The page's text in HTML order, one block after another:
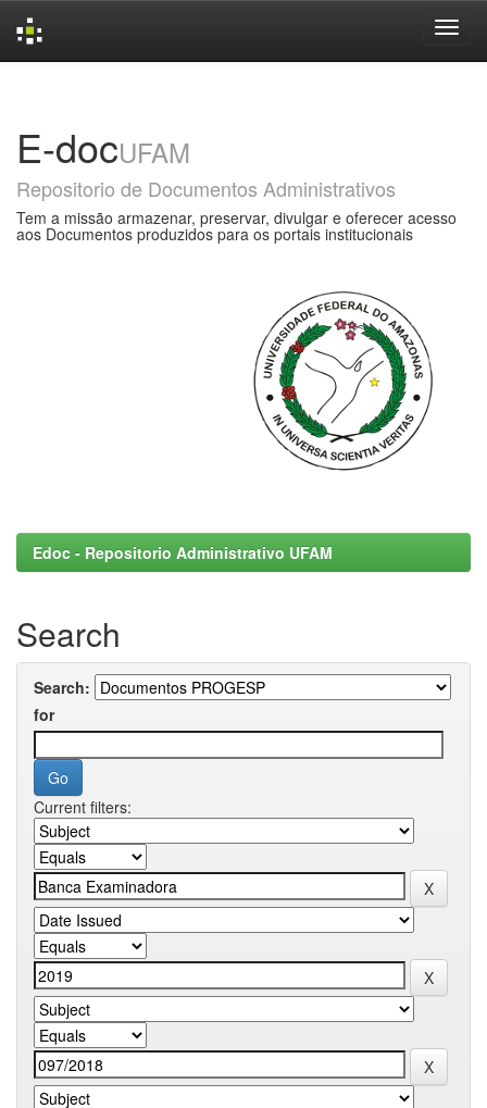
E-docUFAM
Repositorio de Documentos Administrativos
Tem a missão armazenar, preservar, divulgar e oferecer acesso
aos Documentos produzidos para os portais institucionais
Edoc - Repositorio Administrativo UFAM
Search
Search:
for
Current filters: